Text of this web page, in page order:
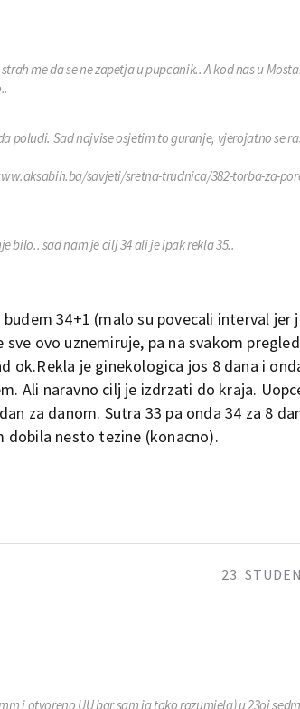
me da se ne zapetja u pupcanik.. A kod nas u
poludi. Sad najvise osjetim to guranje, vjerojatno se
savjeti/sretna-trudnica/382-torba-za-
bilo.. sad nam je cilj 34 ali je ipak rekla 35..
34+1 (malo su povecali interval jer
ovo uznemiruje, pa na svakom
ok.Rekla je ginekologica jos 8 dana i
Ali naravno cilj je izdrzati do kraja.
za danom. Sutra 33 pa onda 34 za 8
dobila nesto tezine (konacno).
23.
i otvoreno UU bar sam ja tako razumjela) u 23oj